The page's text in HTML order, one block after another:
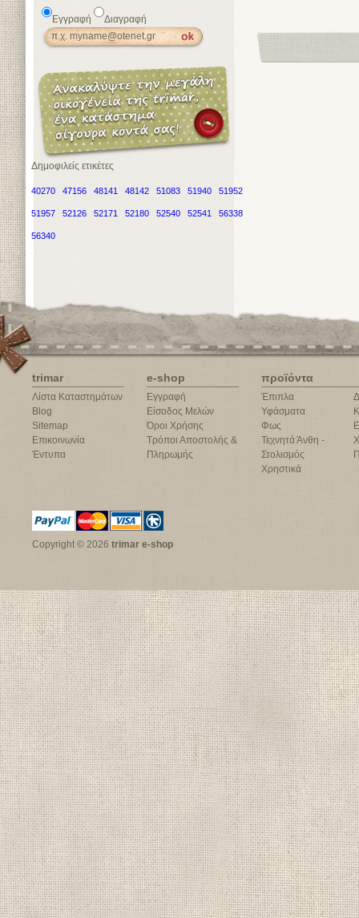
Εγγραφή Διαγραφή
Δημοφιλείς ετικέτες
40270 47156 48141 48142 51083 51940 51952
51957 52126 52171 52180 52540 52541 56338
56340
trimar
Λίστα Καταστημάτων
Blog
Sitemap
Επικοινωνία
Έντυπα
e-shop
Εγγραφή
Είσοδος Μελών
Όροι Χρήσης
Τρόποι Αποστολής &
Πληρωμής
προϊόντα
Έπιπλα
Υφάσματα
Φως
Τεχνητά Άνθη -
Στολισμός
Χρηστικά
Copyright © 2026 trimar e-shop